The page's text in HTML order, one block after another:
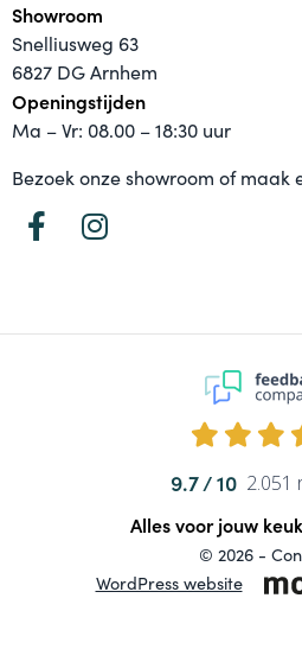
Showroom
Snelliusweg 63
6827 DG Arnhem
Openingstijden
Ma – Vr: 08.00 – 18:30 uur
Bezoek onze showroom of maak
Alles voor jouw
© 2026 -
9.7 2.051
WordPress website